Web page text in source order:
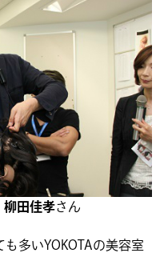
田佳孝さん
多いYOKOTAの美容室